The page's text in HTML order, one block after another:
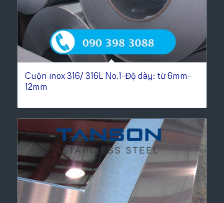
Cuộn inox 316/ 316L No.1-Độ dày: từ 6mm-
12mm